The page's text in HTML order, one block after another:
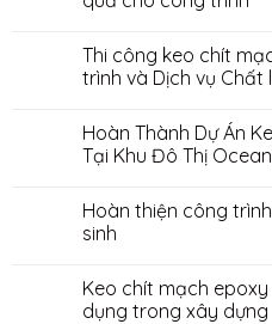
Thi công keo chít
trình và Dịch vụ Chất
Hoàn Thành Dự Án
Tại Khu Đô Thị
Hoàn thiện công
sinh
Keo chít mạch
dụng trong xây dựng